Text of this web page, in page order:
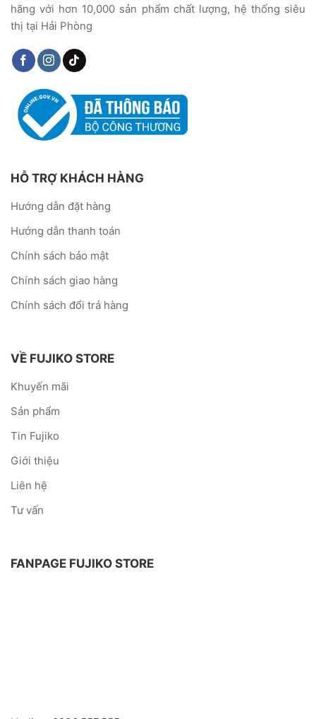
hãng với hơn 10,000 sản phẩm chất lượng, hệ thống siêu
thị tại Hải Phòng
HỖ TRỢ KHÁCH HÀNG
Hướng dẫn đặt hàng
Hướng dẫn thanh toán
Chính sách bảo mật
Chính sách giao hàng
Chính sách đổi trả hàng
VỀ FUJIKO STORE
Khuyến mãi
Sản phẩm
Tin Fujiko
Giới thiệu
Liên hệ
Tư vấn
FANPAGE FUJIKO STORE